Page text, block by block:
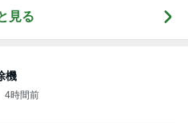
見る
機
4時間前